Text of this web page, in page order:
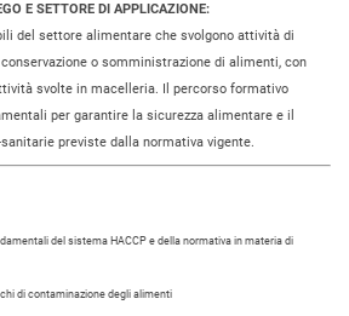
E SETTORE DI APPLICAZIONE:
del settore alimentare che svolgono attività di
o somministrazione di alimenti, con
svolte in macelleria. Il percorso formativo
per garantire la sicurezza alimentare e il
previste dalla normativa vigente.
del sistema HACCP e della normativa in materia di
di contaminazione degli alimenti